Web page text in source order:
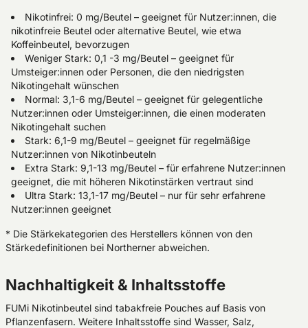
Nikotinfrei: 0 mg/Beutel – geeignet für Nutzer:innen, die
nikotinfreie Beutel oder alternative Beutel, wie etwa
Koffeinbeutel, bevorzugen
Weniger Stark: 0,1 -3 mg/Beutel – geeignet für
Umsteiger:innen oder Personen, die den niedrigsten
Nikotingehalt wünschen
Normal: 3,1-6 mg/Beutel – geeignet für gelegentliche
Nutzer:innen oder Umsteiger:innen, die einen moderaten
Nikotingehalt suchen
Stark: 6,1-9 mg/Beutel – geeignet für regelmäßige
Nutzer:innen von Nikotinbeuteln
Extra Stark: 9,1-13 mg/Beutel – für erfahrene Nutzer:innen
geeignet, die mit höheren Nikotinstärken vertraut sind
Ultra Stark: 13,1-17 mg/Beutel – nur für sehr erfahrene
Nutzer:innen geeignet
* Die Stärkekategorien des Herstellers können von den
Stärkedefinitionen bei Northerner abweichen.
Nachhaltigkeit & Inhaltsstoffe
FUMi Nikotinbeutel sind tabakfreie Pouches auf Basis von
Pflanzenfasern. Weitere Inhaltsstoffe sind Wasser, Salz,